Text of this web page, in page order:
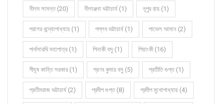
নীলম সামন্ত (20) নীলাঞ্জনা ভট্টাচার্য (1) নূপুর রায় (1)
পরাশর বন্দ্যোপাধ্যায় (1) পল্লব ভট্টাচার্য (1) পাভেল আমান (2)
পার্থসারথি মহাপাত্র (1) পিনাকী বসু (1) পিয়াংকী (16)
পীযূষ কান্তি সরকার (1) প্রণব কুমার বসু (5) প্রতীতি গুপ্ত (1)
প্রতীমরাজ ভট্টাচার্য (2) প্রদীপ গুপ্ত (8) প্রদীপ মুখোপাধ্যায় (4)